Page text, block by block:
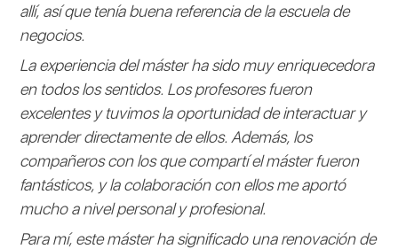
allí, así que tenía buena referencia de la escuela de
negocios.
La experiencia del máster ha sido muy enriquecedora
en todos los sentidos. Los profesores fueron
excelentes y tuvimos la oportunidad de interactuar y
aprender directamente de ellos. Además, los
compañeros con los que compartí el máster fueron
fantásticos, y la colaboración con ellos me aportó
mucho a nivel personal y profesional.
Para mí, este máster ha significado una renovación de